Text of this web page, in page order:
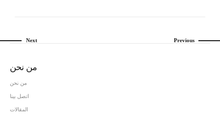
Previous
Next
من نحن
من نحن
اتصل بينا
المقالات